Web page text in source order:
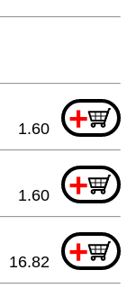
+
1.60
+
1.60
+
16.82